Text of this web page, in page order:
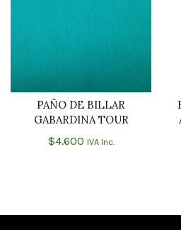
AÑADIR AL CARRITO
PAÑO DE BILLAR
GABARDINA TOUR
$4.600 IVA Inc.